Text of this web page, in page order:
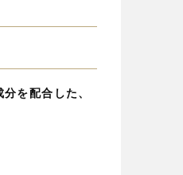
を配合した、